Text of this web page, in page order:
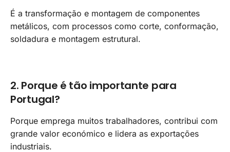
É a transformação e montagem de componentes
metálicos, com processos como corte, conformação,
soldadura e montagem estrutural.
2. Porque é tão importante para
Portugal?
Porque emprega muitos trabalhadores, contribui com
grande valor económico e lidera as exportações
industriais.